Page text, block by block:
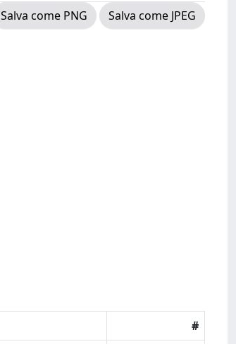
Salva come PNG
Salva come JPEG
#